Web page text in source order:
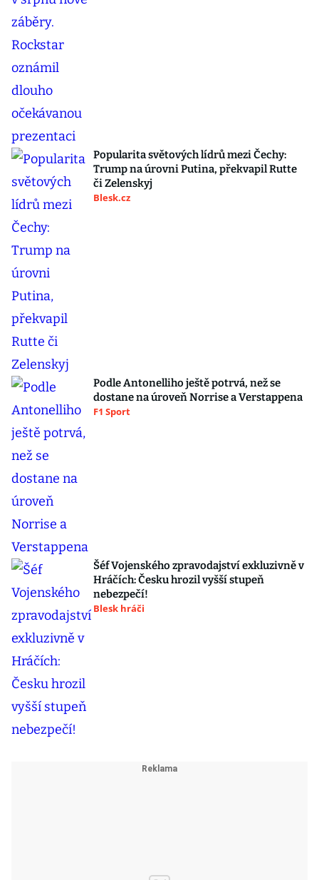
Popularita světových lídrů mezi Čechy:
Trump na úrovni Putina, překvapil Rutte
či Zelenskyj
Blesk.cz
Podle Antonelliho ještě potrvá, než se
dostane na úroveň Norrise a Verstappena
F1 Sport
Šéf Vojenského zpravodajství exkluzivně v
Hráčích: Česku hrozil vyšší stupeň
nebezpečí!
Blesk hráči